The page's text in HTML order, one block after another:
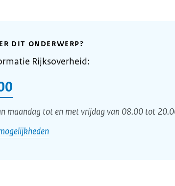
DIT ONDERWERP?
Rijksoverheid:
maandag tot en met vrijdag van 08.00 tot